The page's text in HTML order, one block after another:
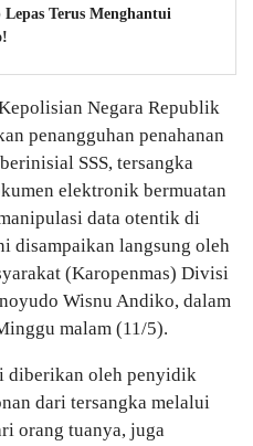
Terus Menghantui
Negara Republik
penangguhan penahanan
SSS, tersangka
elektronik bermuatan
data otentik di
disampaikan langsung oleh
(Karopenmas) Divisi
Wisnu Andiko, dalam
malam (11/5).
diberikan oleh penyidik
dari tersangka melalui
orang tuanya, juga